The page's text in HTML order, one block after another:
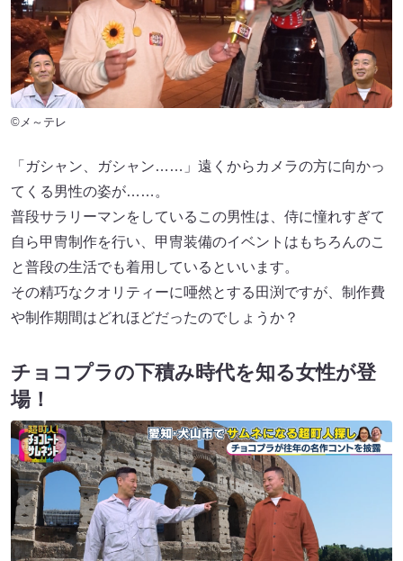
©メ～テレ
「ガシャン、ガシャン……」遠くからカメラの方に向かっ
てくる男性の姿が……。
普段サラリーマンをしているこの男性は、侍に憧れすぎて
自ら甲冑制作を行い、甲冑装備のイベントはもちろんのこ
と普段の生活でも着用しているといいます。
その精巧なクオリティーに唖然とする田渕ですが、制作費
や制作期間はどれほどだったのでしょうか？
チョコプラの下積み時代を知る女性が登
場！